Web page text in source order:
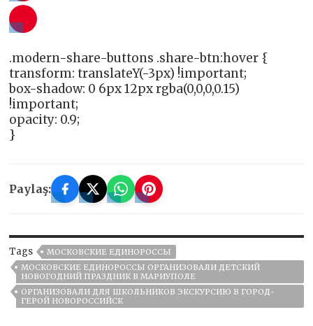
.modern-share-buttons .share-btn:hover {
transform: translateY(-3px) !important;
box-shadow: 0 6px 12px rgba(0,0,0,0.15)
!important;
opacity: 0.9;
}
Paylaş:
Tags
МОСКОВСКИЕ ЕДИНОРОССЫ
МОСКОВСКИЕ ЕДИНОРОССЫ ОРГАНИЗОВАЛИ ДЕТСКИЙ
НОВОГОДНИЙ ПРАЗДНИК В МАРИУПОЛЕ
ОРГАНИЗОВАЛИ ДЛЯ ШКОЛЬНИКОВ ЭКСКУРСИЮ В ГОРОД-
ГЕРОЙ НОВОРОССИЙСК